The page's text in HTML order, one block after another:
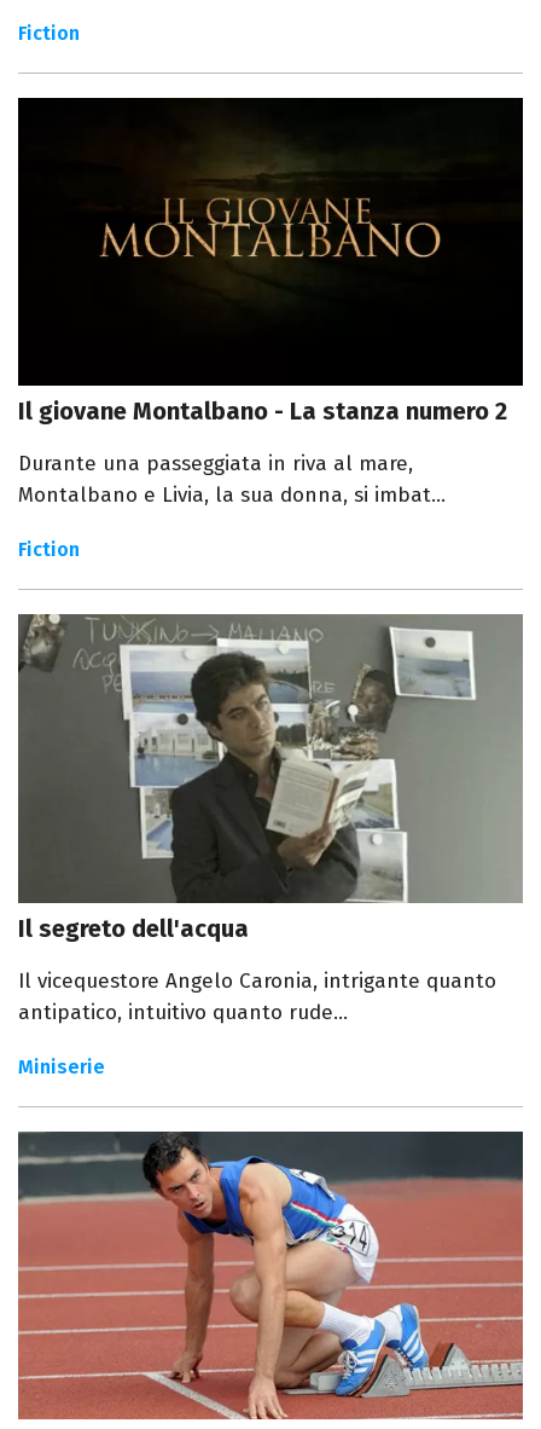
Fiction
Il giovane Montalbano - La stanza numero 2
Durante una passeggiata in riva al mare,
Montalbano e Livia, la sua donna, si imbat...
Fiction
Il segreto dell'acqua
Il vicequestore Angelo Caronia, intrigante quanto
antipatico, intuitivo quanto rude...
Miniserie